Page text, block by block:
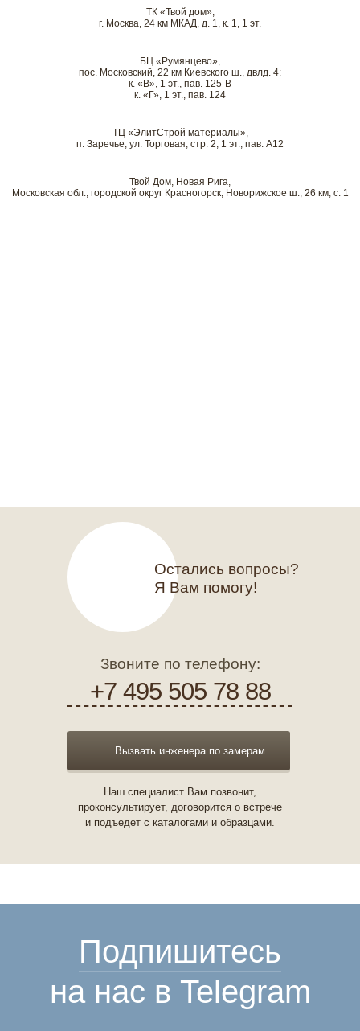
ТК «Твой дом»,
г. Москва, 24 км МКАД, д. 1, к. 1, 1 эт.
БЦ «Румянцево»,
пос. Московский, 22 км Киевского ш., двлд. 4:
к. «В», 1 эт., пав. 125-В
к. «Г», 1 эт., пав. 124
ТЦ «ЭлитСтрой материалы»,
п. Заречье, ул. Торговая, стр. 2, 1 эт., пав. А12
Твой Дом, Новая Рига,
Московская обл., городской округ Красногорск, Новорижское ш., 26 км, с. 1
Остались вопросы?
Я Вам помогу!
Звоните по телефону:
+7 495 505 78 88
Вызвать инженера по замерам
Наш специалист Вам позвонит,
проконсультирует, договорится о встрече
и подъедет с каталогами и образцами.
Подпишитесь
на нас в Telegram